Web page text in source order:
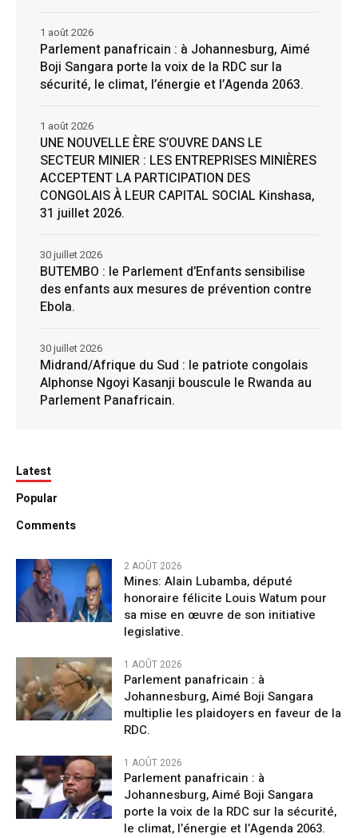
Parlement panafricain : à Johannesburg, Aimé
Boji Sangara porte la voix de la RDC sur la
sécurité, le climat, l’énergie et l’Agenda 2063.
1 août 2026
UNE NOUVELLE ÈRE S’OUVRE DANS LE
SECTEUR MINIER : LES ENTREPRISES MINIÈRES
ACCEPTENT LA PARTICIPATION DES
CONGOLAIS À LEUR CAPITAL SOCIAL Kinshasa,
31 juillet 2026.
1 août 2026
BUTEMBO : le Parlement d’Enfants sensibilise
des enfants aux mesures de prévention contre
Ebola.
30 juillet 2026
Midrand/Afrique du Sud : le patriote congolais
Alphonse Ngoyi Kasanji bouscule le Rwanda au
Parlement Panafricain.
30 juillet 2026
Latest
Popular
Comments
2 AOÛT 2026
Mines: Alain Lubamba, député
honoraire félicite Louis Watum pour
sa mise en œuvre de son initiative
legislative.
1 AOÛT 2026
Parlement panafricain : à
Johannesburg, Aimé Boji Sangara
multiplie les plaidoyers en faveur de la
RDC.
1 AOÛT 2026
Parlement panafricain : à
Johannesburg, Aimé Boji Sangara
porte la voix de la RDC sur la sécurité,
le climat, l’énergie et l’Agenda 2063.